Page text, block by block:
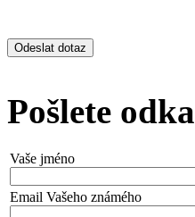
Pošlete
Vaše jméno
Email Vašeho známého